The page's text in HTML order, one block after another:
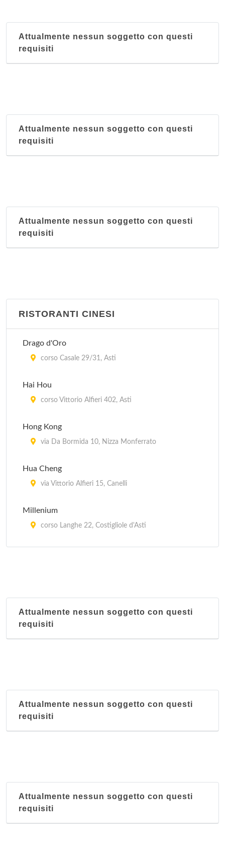
Attualmente nessun soggetto con questi
requisiti
Attualmente nessun soggetto con questi
requisiti
Attualmente nessun soggetto con questi
requisiti
RISTORANTI CINESI
Drago d'Oro
corso Casale 29/31, Asti
Hai Hou
corso Vittorio Alfieri 402, Asti
Hong Kong
via Da Bormida 10, Nizza Monferrato
Hua Cheng
via Vittorio Alfieri 15, Canelli
Millenium
corso Langhe 22, Costigliole d'Asti
corso Casale 138/140, Asti
Attualmente nessun soggetto con questi
requisiti
Attualmente nessun soggetto con questi
requisiti
Attualmente nessun soggetto con questi
requisiti